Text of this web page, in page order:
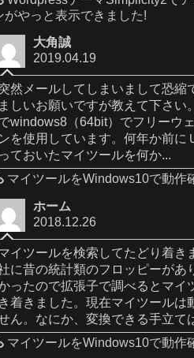
がやっと表示できました!
大角誠
2019.04.19
然メールしてしまいまして恐縮
ましいお願いですが教えて下さい
windows8（64bit）でフリーウ
ンを使用しています。何年か前に
っておいたマイツールを何か...
マイツールをWindows10で動作
ホーム
2018.12.26
イツールを検索してたどり着き
に昔の統計類のフロッピーがあ
ったので拡張子で調べるとマイ
き着きました。現在マイツールは
ん。なにか、変換できる手立て
マイツールをWindows10で動作